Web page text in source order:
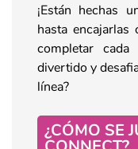
¡Están hechas
hasta encajarlas
completar
divertido y
línea?
¿CÓMO SE